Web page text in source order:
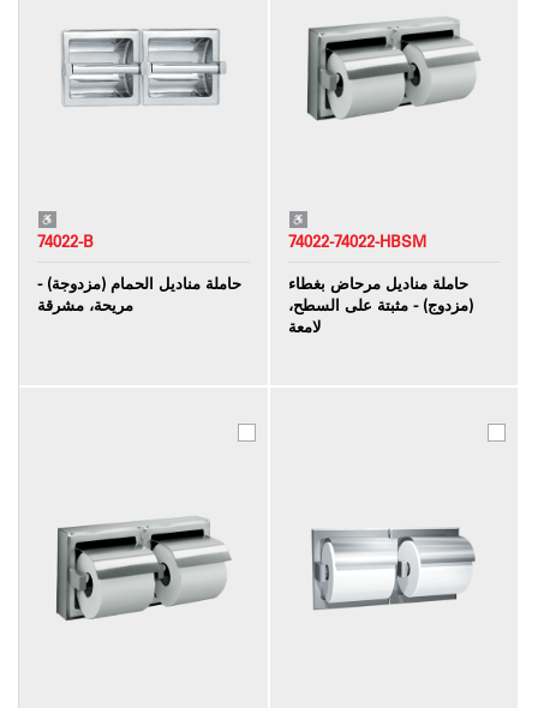
74022-B
حاملة مناديل الحمام (مزدوجة) -
مريحة، مشرقة
74022-74022-HBSM
حاملة مناديل مرحاض بغطاء
(مزدوج) - مثبتة على السطح،
لامعة